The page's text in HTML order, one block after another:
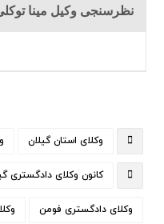
نظرسنجی وکیل مینا
وکلای استان گیلان
کانون وکلای دادگستری
وکلای دادگستری فومن